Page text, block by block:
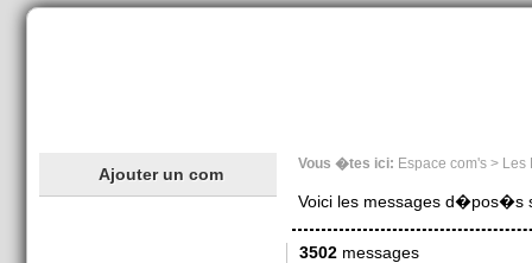
Vous �tes ici: Espace com's > Les
Voici les messages d�pos�s
3502messages
Ajouter un com